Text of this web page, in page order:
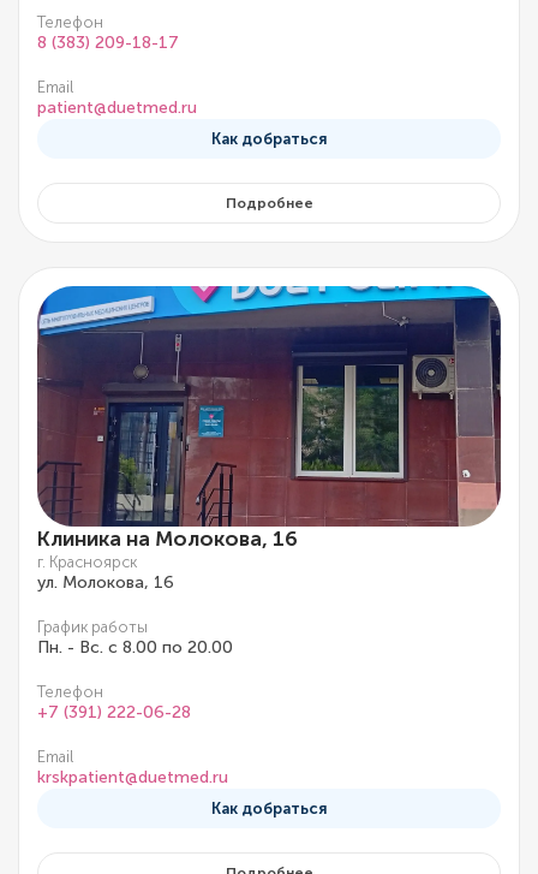
Телефон
8 (383) 209-18-17
Email
patient@duetmed.ru
Как добраться
Подробнее
Клиника на Молокова, 16
г. Красноярск
ул. Молокова, 16
График работы
Пн. - Вс. с 8.00 по 20.00
Телефон
+7 (391) 222-06-28
Email
krskpatient@duetmed.ru
Как добраться